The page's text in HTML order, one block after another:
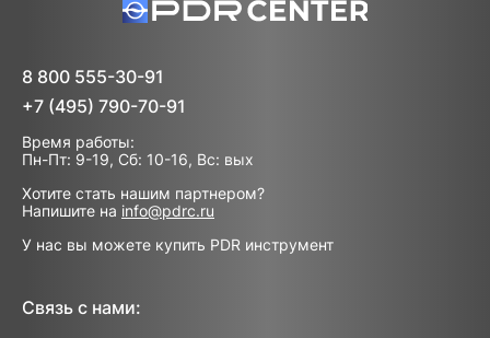
8 800 555-30-91
+7 (495) 790-70-91
Время работы:
Пн-Пт: 9-19, Сб: 10-16, Вс: вых
Хотите стать нашим партнером?
Напишите на info@pdrc.ru
У нас вы можете купить PDR инструмент
Связь с нами: